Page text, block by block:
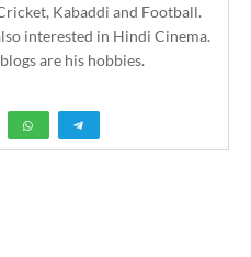
Kabaddi and Football.
interested in Hindi Cinema.
are his hobbies.